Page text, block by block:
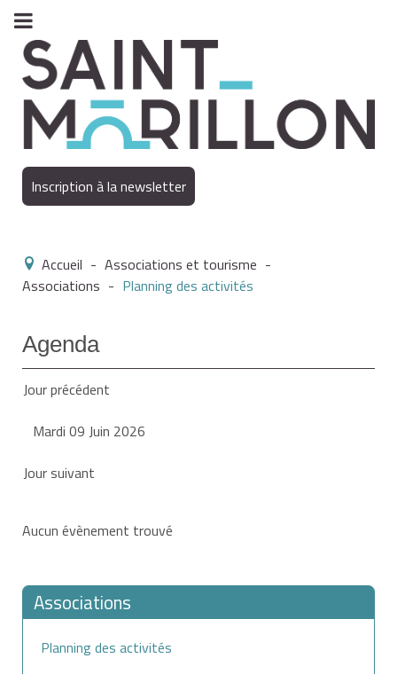
Inscription à la newsletter
Accueil - Associations et tourisme -
Associations - Planning des activités
Agenda
Jour précédent
Mardi 09 Juin 2026
Jour suivant
Aucun évènement trouvé
Associations
Planning des activités